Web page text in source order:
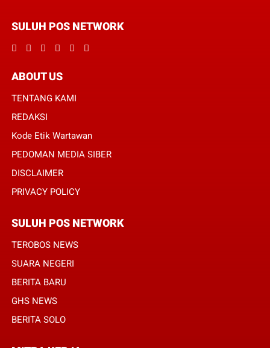
SULUH POS NETWORK
ABOUT US
TENTANG KAMI
REDAKSI
Kode Etik Wartawan
PEDOMAN MEDIA SIBER
DISCLAIMER
PRIVACY POLICY
SULUH POS NETWORK
TEROBOS NEWS
SUARA NEGERI
BERITA BARU
GHS NEWS
BERITA SOLO